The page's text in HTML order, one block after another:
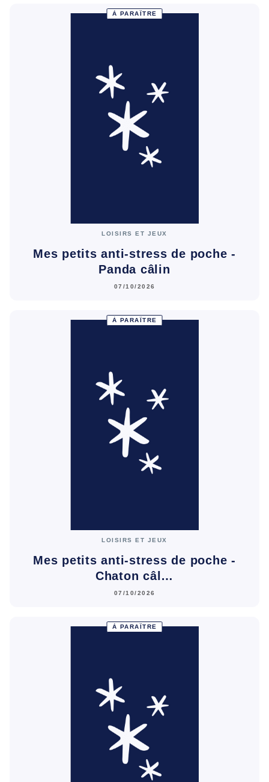
À PARAÎTRE
LOISIRS ET JEUX
Mes petits anti-stress de poche -
Panda câlin
07/10/2026
À PARAÎTRE
LOISIRS ET JEUX
Mes petits anti-stress de poche -
Chaton câl…
07/10/2026
À PARAÎTRE